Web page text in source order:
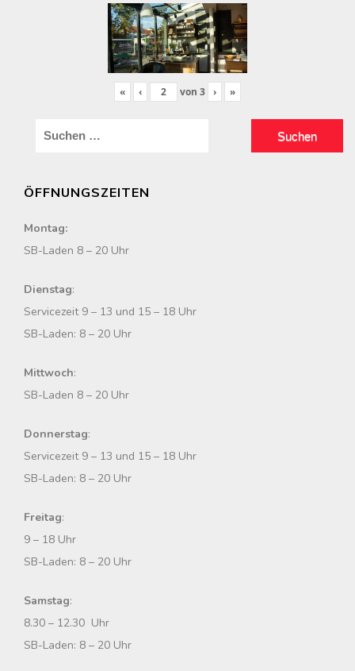
« ‹ von 3 › »
h
a
c
h
ÖFFNUNGSZEITEN
Montag:
SB-Laden 8 – 20 Uhr
Dienstag:
Servicezeit 9 – 13 und 15 – 18 Uhr
SB-Laden: 8 – 20 Uhr
Mittwoch:
SB-Laden 8 – 20 Uhr
Donnerstag:
Servicezeit 9 – 13 und 15 – 18 Uhr
SB-Laden: 8 – 20 Uhr
Freitag:
9 – 18 Uhr
SB-Laden: 8 – 20 Uhr
Samstag:
8.30 – 12.30 Uhr
SB-Laden: 8 – 20 Uhr